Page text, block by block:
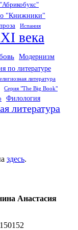
"Книжники"
Испания
века
Модернизм
по литературе
литература
Серия "The Big Book"
Филология
литература
здесь.
Анастасия